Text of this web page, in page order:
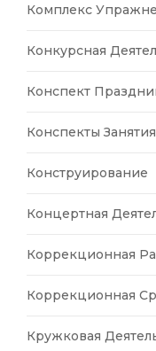
Комплекс
Конкурсная
Конспект
Конспекты Занятия
Конструирование
Концертная
Коррекционная
Коррекционная
Кружковая